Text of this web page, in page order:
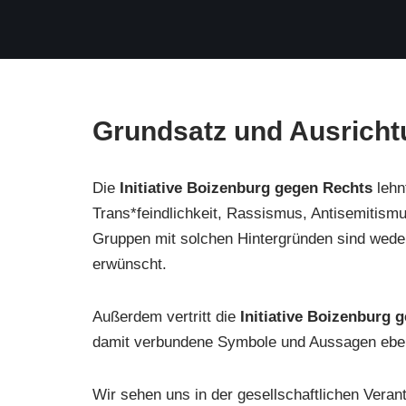
Grundsatz und
Die Initiative Boizenburg gegen Rechts
Trans*feindlichkeit, Rassismus,
Gruppen mit solchen Hintergründen sind
erwünscht.
Außerdem vertritt die Initiative Boizenburg
damit verbundene Symbole und Aussagen
Wir sehen uns in der gesellschaftlichen